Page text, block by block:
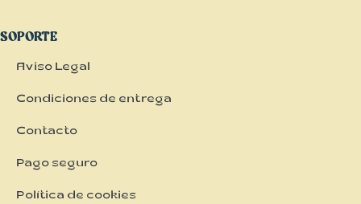
SOPORTE
Aviso Legal
Condiciones de entrega
Contacto
Pago seguro
Política de cookies